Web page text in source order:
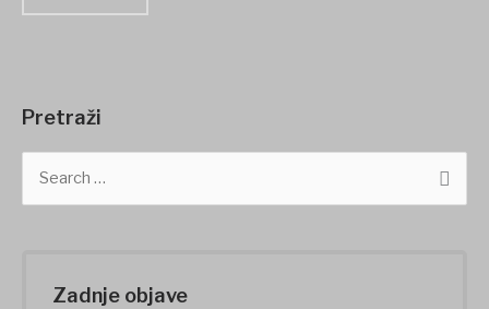
Pretraži
e
Zadnje objave